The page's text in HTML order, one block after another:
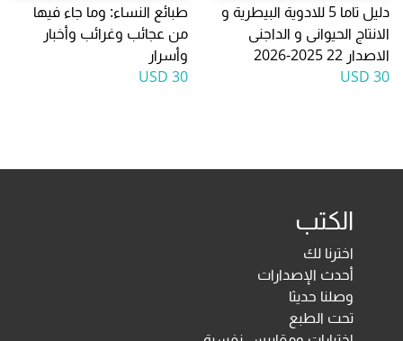
دليل تاما 5 للادوية البيطرية و
الانتاج الحيوانى و الداجنى
الاصدار 22 2025-2026
30 USD
طبائع النساء: وما جاء فيها
من عجائب وغرائب وأخبار
وأسرار
30 USD
الكتب
اخترنا لك
أحدث الإصدارات
وصلنا حديثا
تحت الطبع